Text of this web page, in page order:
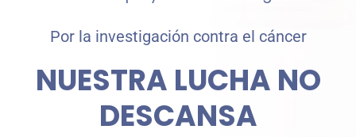
Por la investigación contra el cáncer
NUESTRA LUCHA NO
DESCANSA